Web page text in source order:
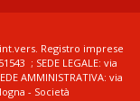
int.vers. Registro imprese
; SEDE LEGALE: via
AMMINISTRATIVA: via
- Società